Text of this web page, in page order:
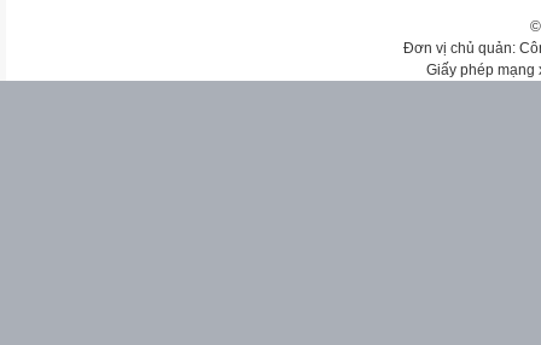
Đơn vị chủ quản:
Giấy phép mạng